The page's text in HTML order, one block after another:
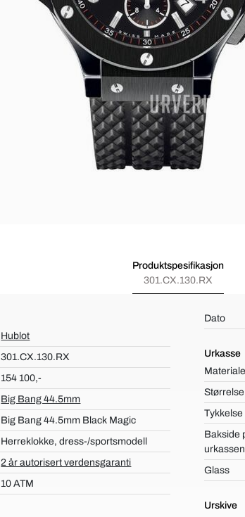
Produktspesifikasjon
301.CX.130.RX
Hublot
301.CX.130.RX
154 100,-
Big Bang 44.5mm
Big Bang 44.5mm Black Magic
Herreklokke, dress-/sportsmodell
2 år autorisert verdensgaranti
10 ATM
Dato
Urkasse
Materiale
Størrelse
Tykkelse
Bakside
urkassen
Glass
Urskive